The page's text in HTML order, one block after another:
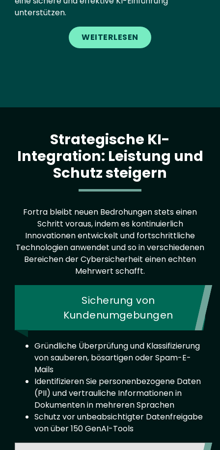
unterstützen.
WEITERLESEN
Strategische KI-
Integration: Leistung und
Schutz steigern
Fortra bleibt neuen Bedrohungen stets einen
Schritt voraus, indem es kontinuierlich
Innovationen entwickelt und fortschrittliche
Technologien anwendet und so in verschiedenen
Bereichen der Cybersicherheit einen echten
Mehrwert schafft.
Sicherung von
Kundenumgebungen
Gründliche Überprüfung und Klassifizierung
von sauberen, bösartigen oder Spam-E-
Mails
Identifizieren Sie personenbezogene Daten
(PII) und vertrauliche Informationen in
Dokumenten in mehreren Sprachen
Schutz vor unbeabsichtigter Datenfreigabe
von über 150 GenAI-Tools